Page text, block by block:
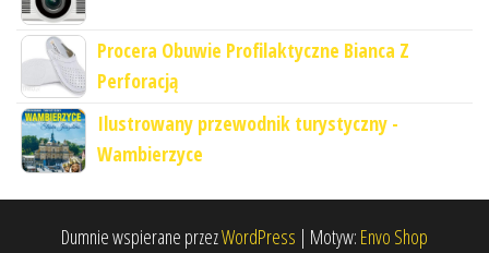
Procera Obuwie Profilaktyczne Bianca Z
Perforacją
Ilustrowany przewodnik turystyczny -
Wambierzyce
Dumnie wspierane przezWordPress | Motyw: Envo Shop